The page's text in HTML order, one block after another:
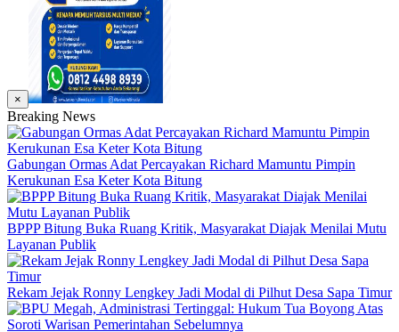
×
Breaking News
Gabungan Ormas Adat Percayakan Richard Mamuntu Pimpin
Kerukunan Esa Keter Kota Bitung
BPPP Bitung Buka Ruang Kritik, Masyarakat Diajak Menilai Mutu
Layanan Publik
Rekam Jejak Ronny Lengkey Jadi Modal di Pilhut Desa Sapa Timur